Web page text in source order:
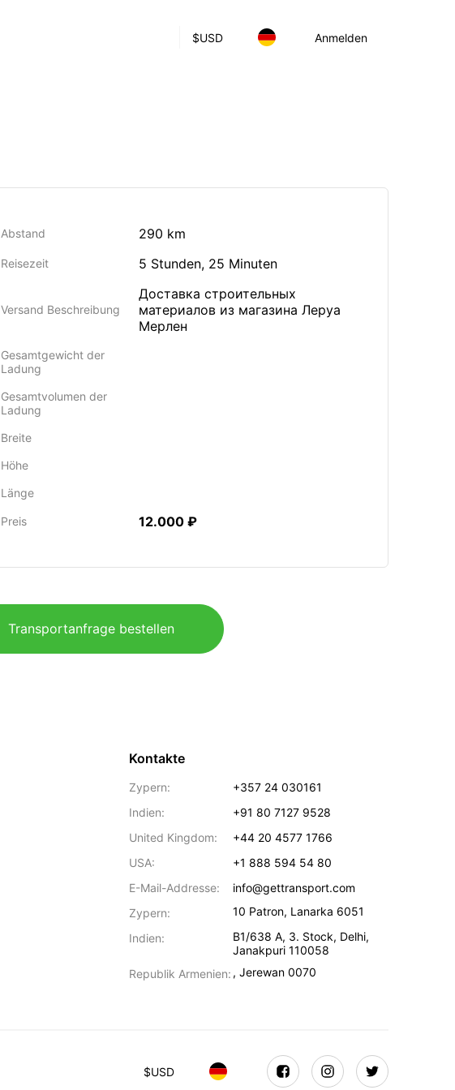
$USD Anmelden
Abstand 290 km
Reisezeit 5 Stunden, 25 Minuten
Versand Beschreibung
Доставка строительных
материалов из магазина Леруа
Мерлен
Gesamtgewicht der
Ladung
Gesamtvolumen der
Ladung
Breite
Höhe
Länge
Preis 12.000 ₽
Transportanfrage bestellen
Kontakte
Zypern:
+357 24 030161
Indien:
+91 80 7127 9528
United Kingdom:
+44 20 4577 1766
USA:
+1 888 594 54 80
E-Mail-Addresse:
info@gettransport.com
Zypern:
10 Patron, Lanarka 6051
Indien:
B1/638 A, 3. Stock, Delhi,
Janakpuri 110058
Republik Armenien: , Jerewan 0070
$USD